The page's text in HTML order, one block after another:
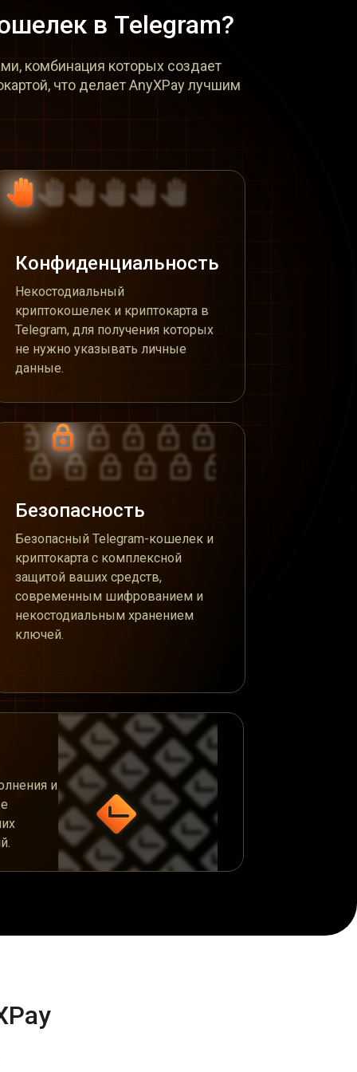
в Telegram?
комбинация которых создает
что делает AnyXPay лучшим
Конфиденциальность
Некостодиальный
криптокошелек и криптокарта в
Telegram, для получения которых
не нужно указывать личные
данные.
Безопасность
Безопасный Telegram-кошелек и
криптокарта с комплексной
защитой ваших средств,
современным шифрованием и
некостодиальным хранением
ключей.
и